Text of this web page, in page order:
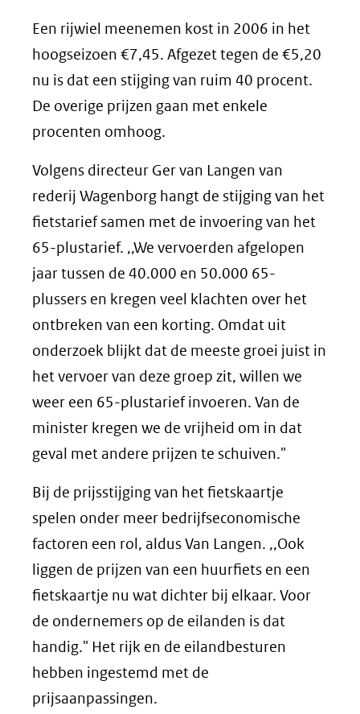
Een rijwiel meenemen kost in 2006 in het
hoogseizoen €7,45. Afgezet tegen de €5,20
nu is dat een stijging van ruim 40 procent.
De overige prijzen gaan met enkele
procenten omhoog.
Volgens directeur Ger van Langen van
rederij Wagenborg hangt de stijging van het
fietstarief samen met de invoering van het
65-plustarief. ,,We vervoerden afgelopen
jaar tussen de 40.000 en 50.000 65-
plussers en kregen veel klachten over het
ontbreken van een korting. Omdat uit
onderzoek blijkt dat de meeste groei juist in
het vervoer van deze groep zit, willen we
weer een 65-plustarief invoeren. Van de
minister kregen we de vrijheid om in dat
geval met andere prijzen te schuiven."
Bij de prijsstijging van het fietskaartje
spelen onder meer bedrijfseconomische
factoren een rol, aldus Van Langen. ,,Ook
liggen de prijzen van een huurfiets en een
fietskaartje nu wat dichter bij elkaar. Voor
de ondernemers op de eilanden is dat
handig." Het rijk en de eilandbesturen
hebben ingestemd met de
prijsaanpassingen.